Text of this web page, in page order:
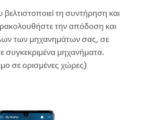
τη συντήρηση και
την απόδοση και
των μηχανημάτων σας, σε
συγκεκριμένα μηχανήματα.
σε ορισμένες χώρες)